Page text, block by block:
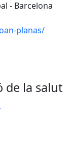
- Barcelona
planas/
de la salut